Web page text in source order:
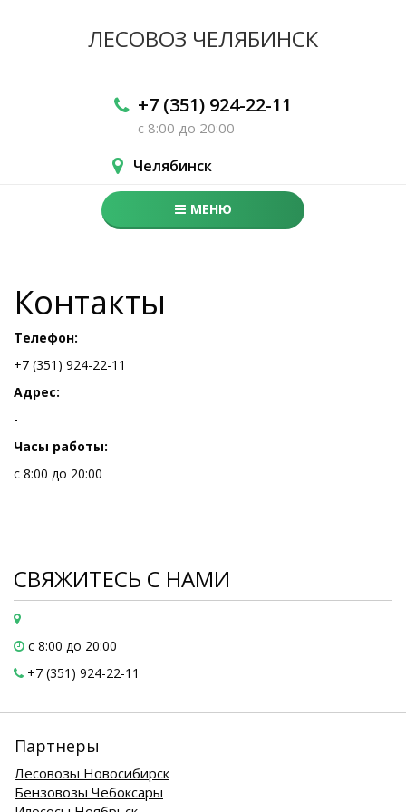
ЛЕСОВОЗ ЧЕЛЯБИНСК
+7 (351) 924-22-11
с 8:00 до 20:00
Челябинск
МЕНЮ
Контакты
Телефон:
+7 (351) 924-22-11
Адрес:
-
Часы работы:
с 8:00 до 20:00
СВЯЖИТЕСЬ С НАМИ
с 8:00 до 20:00
+7 (351) 924-22-11
Партнеры
Лесовозы Новосибирск
Бензовозы Чебоксары